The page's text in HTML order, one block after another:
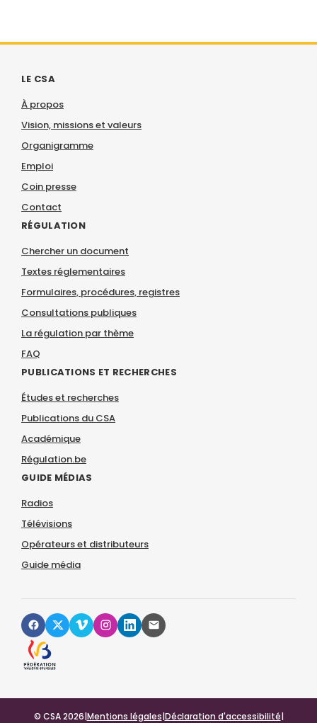
LE CSA
À propos
Vision, missions et valeurs
Organigramme
Emploi
Coin presse
Contact
RÉGULATION
Chercher un document
Textes réglementaires
Formulaires, procédures, registres
Consultations publiques
La régulation par thème
FAQ
PUBLICATIONS ET RECHERCHES
Études et recherches
Publications du CSA
Académique
Régulation.be
GUIDE MÉDIAS
Radios
Télévisions
Opérateurs et distributeurs
Guide média
© CSA 2026 Mentions légales Déclaration d'accessibilité